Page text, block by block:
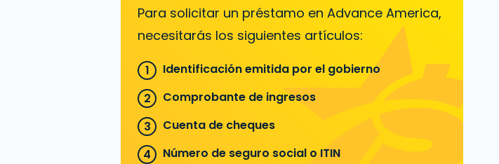
Para solicitar un préstamo en Advance America,
necesitarás los siguientes artículos:
Identificación emitida por el gobierno
Comprobante de ingresos
Cuenta de cheques
Número de seguro social o ITIN